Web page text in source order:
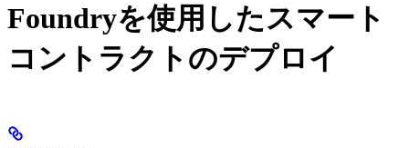
Foundryを使用したスマート
コントラクトのデプロイ